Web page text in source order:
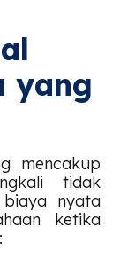
yang
mencakup
tidak
nyata
ketika